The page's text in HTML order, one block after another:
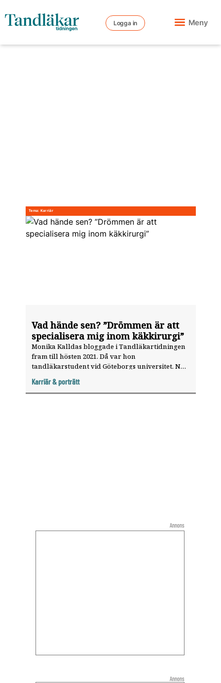
Logga in Meny
Vad hände sen? ”Drömmen är att
specialisera mig inom käkkirurgi”
Monika Kalldas bloggade i Tandläkartidningen
fram till hösten 2021. Då var hon
tandläkarstudent vid Göte­borgs universitet. Nu
käk­kirurgi i Jönköping.
Karriär & porträtt
Annons
Annons